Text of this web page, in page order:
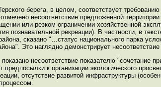
берега, в целом, соответствует
несоответствие предложенной
или резком ограничении хозяйственной
познавательной рекреации). В частности, в
сказано "…статус национального парка
Это наглядно демонстрирует
несоответствие показателю "сочетание
предпосылки к организации экологического
отсутствие развитой инфраструктуры